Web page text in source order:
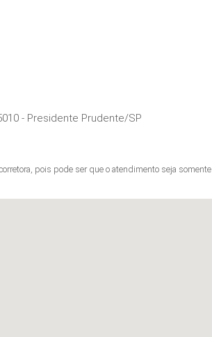
- Presidente Prudente/SP
pois pode ser que o atendimento seja somente